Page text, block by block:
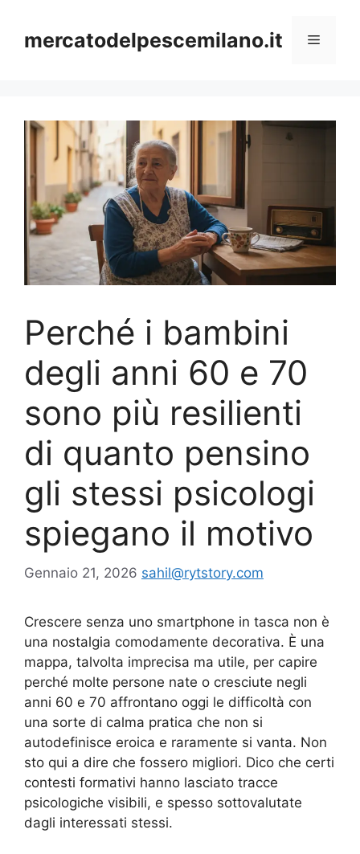
contenuto
mercatodelpescemilano.it Menu
Perché i bambini
degli anni 60 e 70
sono più resilienti
di quanto pensino
gli stessi psicologi
spiegano il motivo
Gennaio 21, 2026 sahil@rytstory.com
Crescere senza uno smartphone in tasca non è
una nostalgia comodamente decorativa. È una
mappa, talvolta imprecisa ma utile, per capire
perché molte persone nate o cresciute negli
anni 60 e 70 affrontano oggi le difficoltà con
una sorte di calma pratica che non si
autodefinisce eroica e raramente si vanta. Non
sto qui a dire che fossero migliori. Dico che certi
contesti formativi hanno lasciato tracce
psicologiche visibili, e spesso sottovalutate
dagli interessati stessi.